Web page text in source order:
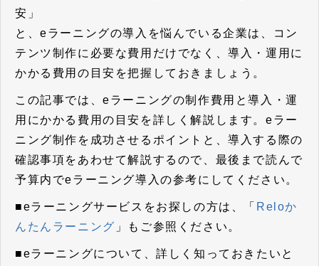
安」
と、eラーニングの導入を悩んでいる企業は、コン
テンツ制作に必要な費用だけでなく、導入・運用に
かかる費用の目安を把握しておきましょう。
この記事では、eラーニングの制作費用と導入・運
用にかかる費用の目安を詳しく解説します。eラー
ニング制作を成功させるポイントと、導入する際の
確認事項をあわせて解説するので、最後まで読んで
予算内でeラーニング導入の参考にしてください。
■eラーニングサービスをお探しの方は、「 Reloか
んたんラーニング 」もご参照ください。
■eラーニングについて、詳しく知っておきたいと